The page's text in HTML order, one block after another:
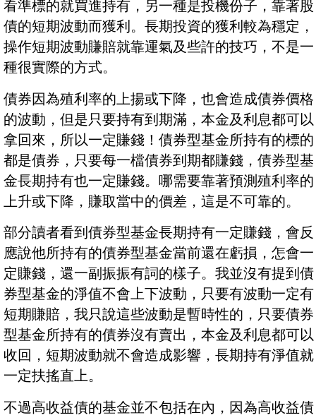
看準標的就買進持有，另一種是投機份子，靠著股
債的短期波動而獲利。長期投資的獲利較為穩定，
操作短期波動賺賠就靠運氣及些許的技巧，不是一
種很實際的方式。
債券因為殖利率的上揚或下降，也會造成債券價格
的波動，但是只要持有到期滿，本金及利息都可以
拿回來，所以一定賺錢！債券型基金所持有的標的
都是債券，只要每一檔債券到期都賺錢，債券型基
金長期持有也一定賺錢。哪需要靠著預測殖利率的
上升或下降，賺取當中的價差，這是不可靠的。
部分讀者看到債券型基金長期持有一定賺錢，會反
應說他所持有的債券型基金當前還在虧損，怎會一
定賺錢，還一副振振有詞的樣子。我並沒有提到債
券型基金的淨值不會上下波動，只要有波動一定有
短期賺賠，我只說這些波動是暫時性的，只要債券
型基金所持有的債券沒有賣出，本金及利息都可以
收回，短期波動就不會造成影響，長期持有淨值就
一定扶搖直上。
不過高收益債的基金並不包括在內，因為高收益債